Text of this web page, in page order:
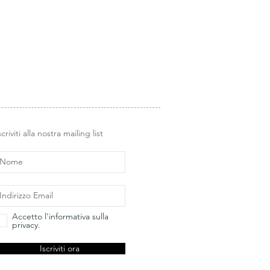
alla nostra mailing list
Accetto l'informativa sulla
privacy.
Iscriviti ora